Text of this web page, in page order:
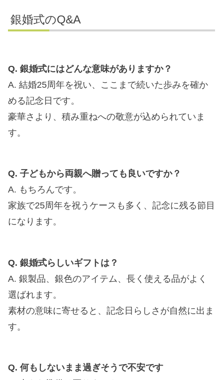
銀婚式のQ&A
Q. 銀婚式にはどんな意味がありますか？
A. 結婚25周年を祝い、ここまで続いた歩みを確か
める記念日です。
豪華さより、積み重ねへの敬意が込められていま
す。
Q. 子どもから両親へ贈っても良いですか？
A. もちろんです。
家族で25周年を祝うケースも多く、記念に残る節目
になります。
Q. 銀婚式らしいギフトは？
A. 銀製品、銀色のアイテム、長く使える品がよく
選ばれます。
素材の意味に寄せると、記念日らしさが自然に出ま
す。
Q. 何もしないまま過ぎそうで不安です